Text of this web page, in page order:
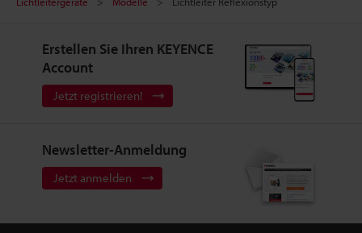
Erstellen Sie Ihren KEYENCE
Account
Jetzt registrieren!
Newsletter-Anmeldung
Jetzt anmelden